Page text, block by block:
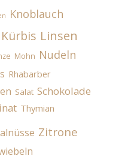
Knoblauch
Kürbis Linsen
Mohn Nudeln
Rhabarber
Salat Schokolade
Thymian
Zitrone